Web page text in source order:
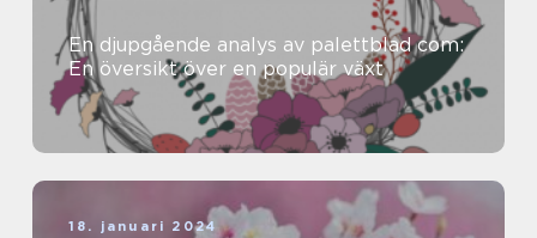
En djupgående analys av palettblad com:
En översikt över en populär växt
18. januari 2024